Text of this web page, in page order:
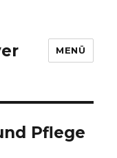
MENÜ
Pflege